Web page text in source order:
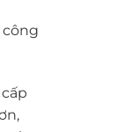
công